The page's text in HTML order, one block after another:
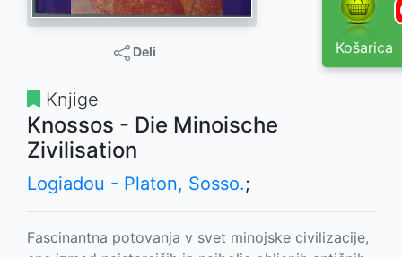
Košarica
Deli
Knjige
Knossos - Die Minoische
Zivilisation
Logiadou - Platon, Sosso.;
Fascinantna potovanja v svet minojske civilizacije,